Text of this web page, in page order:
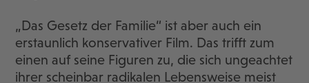
„Das Gesetz der Familie“ ist aber auch ein
erstaunlich konservativer Film. Das trifft zum
einen auf seine Figuren zu, die sich ungeachtet
ihrer scheinbar radikalen Lebensweise meist